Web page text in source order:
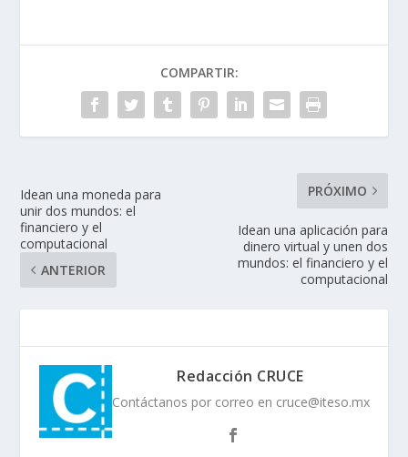
COMPARTIR:
Idean una moneda para
unir dos mundos: el
financiero y el
computacional
ANTERIOR
PRÓXIMO
Idean una aplicación para
dinero virtual y unen dos
mundos: el financiero y el
computacional
Redacción CRUCE
Contáctanos por correo en cruce@iteso.mx